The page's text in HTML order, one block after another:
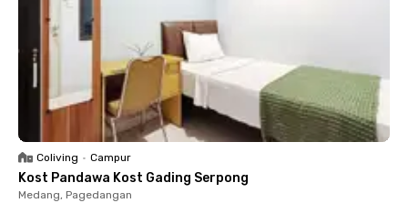
Coliving • Campur
Kost Pandawa Kost Gading Serpong
Medang, Pagedangan